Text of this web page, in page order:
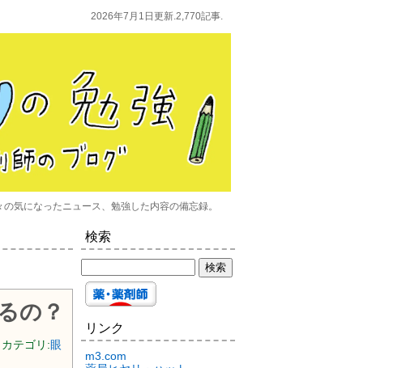
2026年7月1日更新.2,770記事.
気になったニュース、勉強した内容の備忘録。
の？
テゴリ:眼
検索
リンク
m3.com